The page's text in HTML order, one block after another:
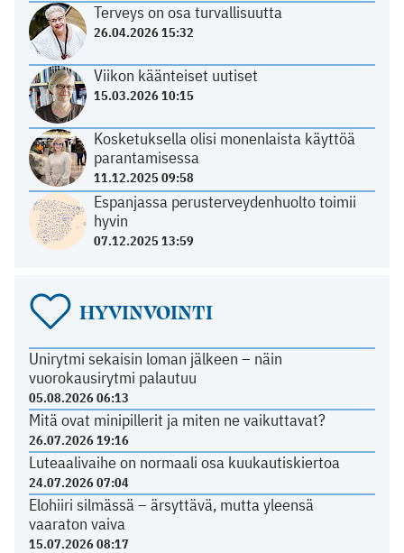
Terveys on osa turvallisuutta
26.04.2026 15:32
Viikon käänteiset uutiset
15.03.2026 10:15
Kosketuksella olisi monenlaista käyttöä
parantamisessa
11.12.2025 09:58
Espanjassa perusterveydenhuolto toimii
hyvin
07.12.2025 13:59
HYVINVOINTI
Unirytmi sekaisin loman jälkeen – näin
vuorokausirytmi palautuu
05.08.2026 06:13
Mitä ovat minipillerit ja miten ne vaikuttavat?
26.07.2026 19:16
Luteaalivaihe on normaali osa kuukautiskiertoa
24.07.2026 07:04
Elohiiri silmässä – ärsyttävä, mutta yleensä
vaaraton vaiva
15.07.2026 08:17